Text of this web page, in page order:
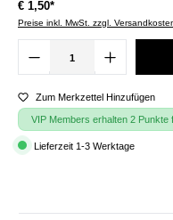
€ 1,50*
Preise inkl. MwSt. zzgl.
Zum Merkzettel Hinzufügen
VIP Members erhalten 2 Punkte
Lieferzeit 1-3 Werktage